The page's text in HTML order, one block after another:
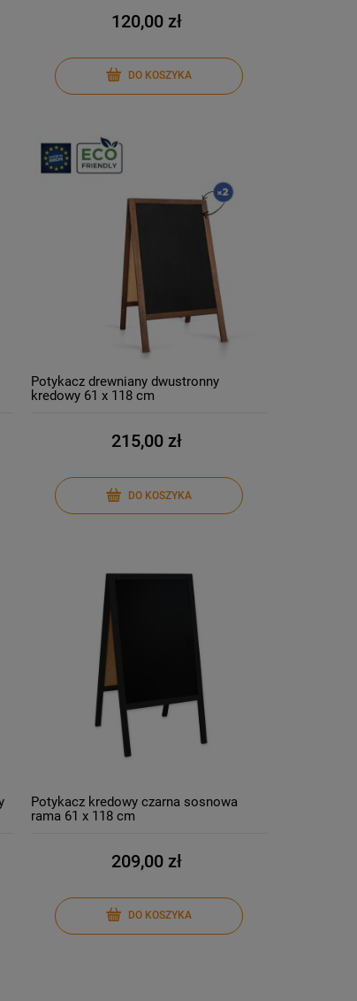
120,00 zł
DO KOSZYKA
Potykacz drewniany dwustronny
kredowy 61 x 118 cm
215,00 zł
DO KOSZYKA
Potykacz kredowy czarna sosnowa
rama 61 x 118 cm
209,00 zł
DO KOSZYKA